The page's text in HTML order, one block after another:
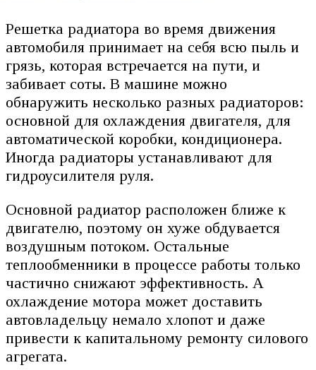
Решетка радиатора во время движения
автомобиля принимает на себя всю пыль и
грязь, которая встречается на пути, и
забивает соты. В машине можно
обнаружить несколько разных радиаторов:
основной для охлаждения двигателя, для
автоматической коробки, кондиционера.
Иногда радиаторы устанавливают для
гидроусилителя руля.
Основной радиатор расположен ближе к
двигателю, поэтому он хуже обдувается
воздушным потоком. Остальные
теплообменники в процессе работы только
частично снижают эффективность. А
охлаждение мотора может доставить
автовладельцу немало хлопот и даже
привести к капитальному ремонту силового
агрегата.